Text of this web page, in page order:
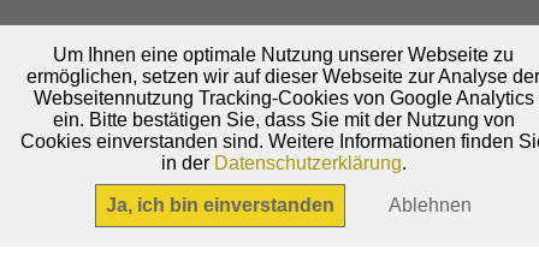
Um Ihnen eine optimale Nutzung unserer Webseite zu
ermöglichen, setzen wir auf dieser Webseite zur Analyse
Webseitennutzung Tracking-Cookies von Google Analytics
ein. Bitte bestätigen Sie, dass Sie mit der Nutzung von
Cookies einverstanden sind. Weitere Informationen finden
in der Datenschutzerklärung.
Ja, ich bin einverstanden Ablehnen